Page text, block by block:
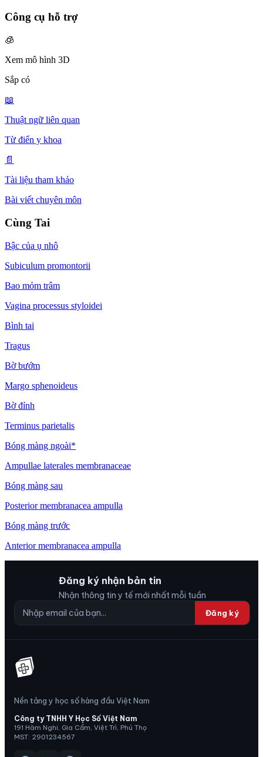
Công cụ hỗ trợ
🧊
Xem mô hình 3D
Sắp có
📖
Thuật ngữ liên quan
Từ điển y khoa
📄
Tài liệu tham khảo
Bài viết chuyên môn
Cùng Tai
Bậc của ụ nhô
Subiculum promontorii
Bao mỏm trâm
Vagina processus styloidei
Bình tai
Tragus
Bờ bướm
Margo sphenoideus
Bờ đỉnh
Terminus parietalis
Bóng màng ngoài*
Ampullae laterales membranaceae
Bóng màng sau
Posterior membranacea ampulla
Bóng màng trước
Anterior membranacea ampulla
Đăng ký nhận bản tin
Nhận thông tin y tế mới nhất mỗi tuần
Đăng ký
Nền tảng y học số hàng đầu Việt Nam
Công ty TNHH Y Học Số Việt Nam
191 Hàm Nghi, Gia Cẩm, Việt Trì, Phú Thọ
MST: 2901234567